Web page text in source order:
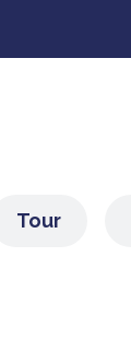
Tour